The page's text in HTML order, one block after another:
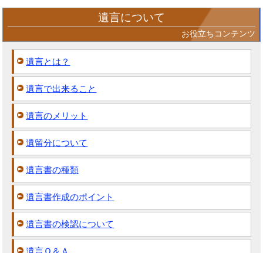
遺言について
お役立ちコンテンツ
遺言とは？
遺言で出来ること
遺言のメリット
遺留分について
遺言書の種類
遺言書作成のポイント
遺言書の検認について